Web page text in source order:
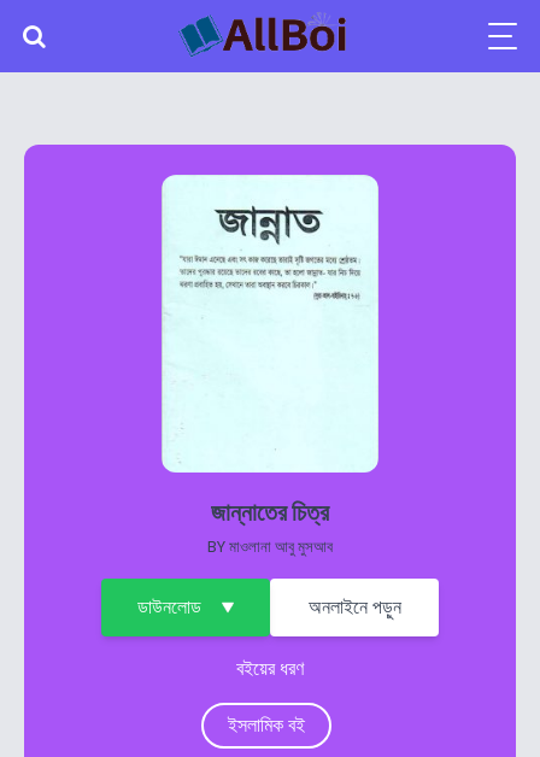
জান্নাতের চিত্র
BYমাওলানা আবু মুসআব
ডাউনলোড অনলাইনে পড়ুন
বইয়ের ধরণ
ইসলামিক বই